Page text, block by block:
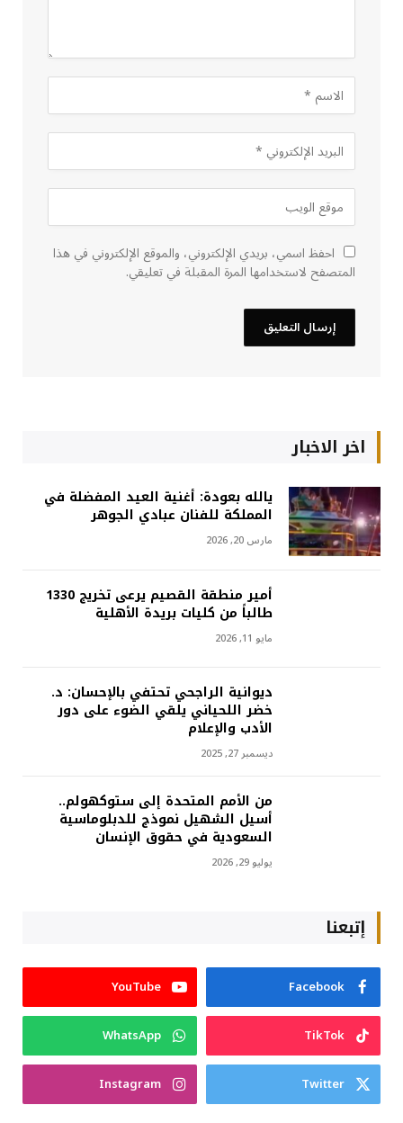
احفظ اسمي، بريدي الإلكتروني، والموقع الإلكتروني في هذا
المتصفح لاستخدامها المرة المقبلة في تعليقي.
اخر الاخبار
يالله بعودة: أغنية العيد المفضلة في
المملكة للفنان عبادي الجوهر
مارس 20, 2026
أمير منطقة القصيم يرعى تخريج 1330
طالباً من كليات بريدة الأهلية
مايو 11, 2026
ديوانية الراجحي تحتفي بالإحسان: د.
خضر اللحياني يلقي الضوء على دور
الأدب والإعلام
ديسمبر 27, 2025
من الأمم المتحدة إلى ستوكهولم..
أسيل الشهيل نموذج للدبلوماسية
السعودية في حقوق الإنسان
يوليو 29, 2026
إتبعنا
Facebook
YouTube
TikTok
WhatsApp
Twitter
Instagram